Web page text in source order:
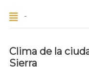
-
Clima de la
Sierra